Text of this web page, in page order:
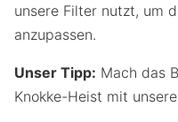
unsere Filter nutzt, um
anzupassen.
Unser Tipp: Mach das
Knokke-Heist mit